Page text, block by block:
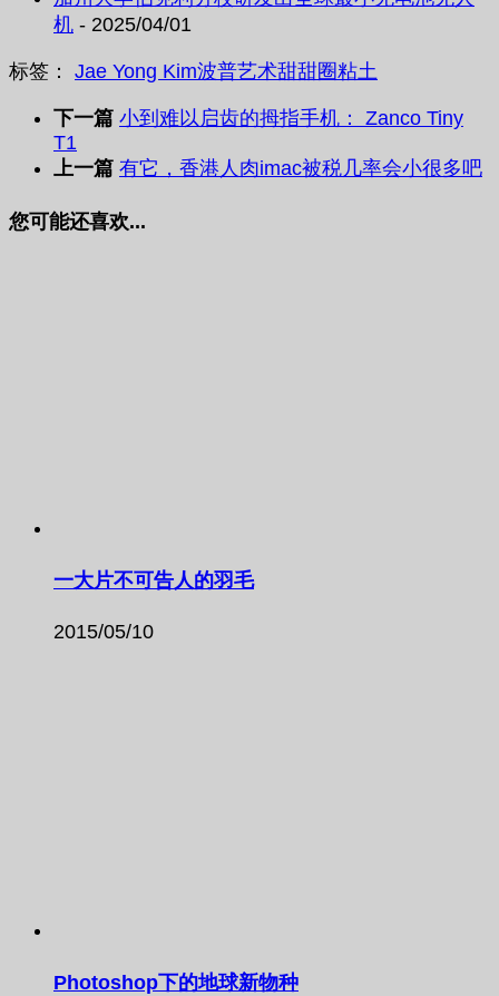
机 - 2025/04/01
标签： Jae Yong Kim波普艺术甜甜圈粘土
下一篇 小到难以启齿的拇指手机： Zanco Tiny
T1
上一篇 有它，香港人肉imac被税几率会小很多吧
您可能还喜欢...
一大片不可告人的羽毛
2015/05/10
Photoshop下的地球新物种